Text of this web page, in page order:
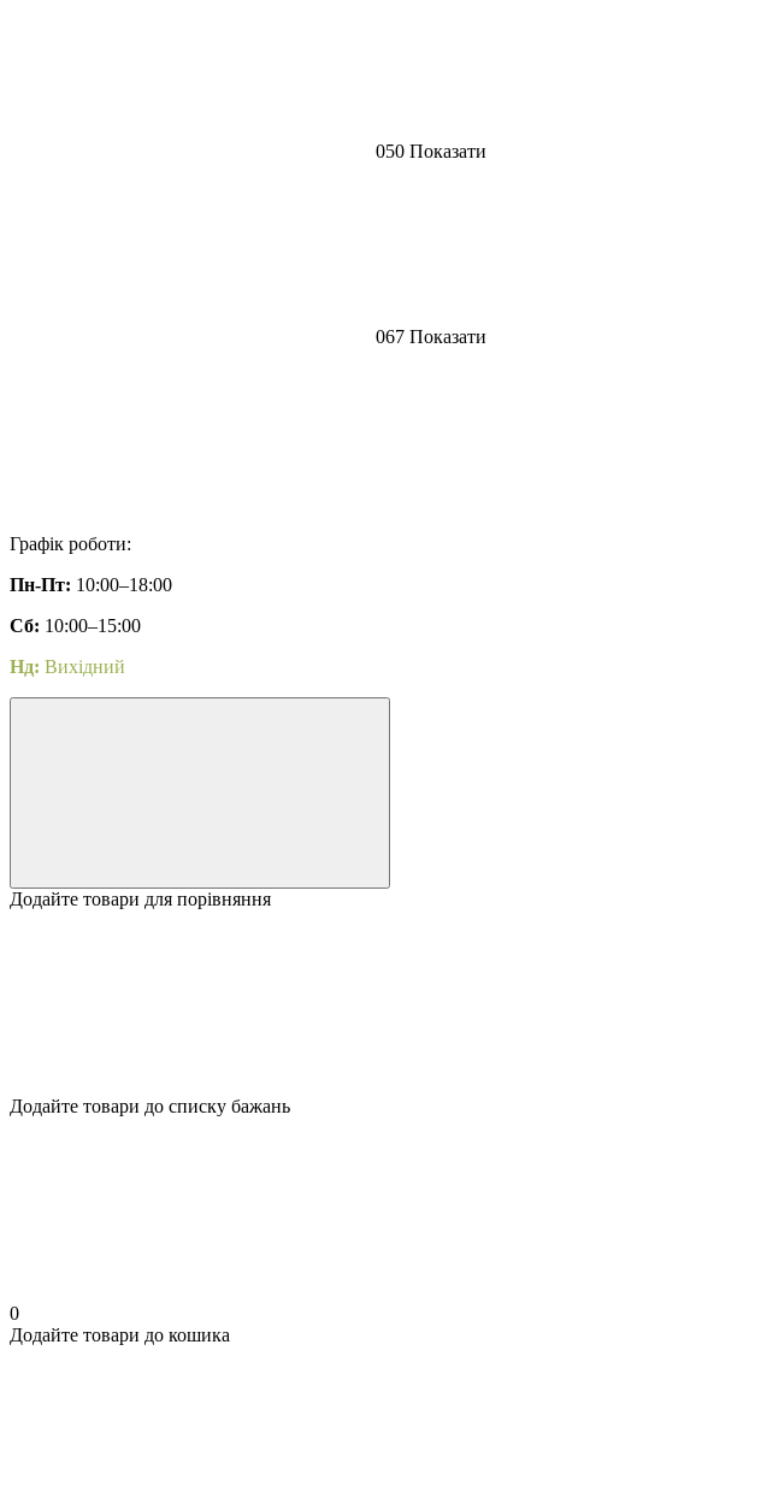
050 Показати
067 Показати
Графік роботи:
Пн-Пт: 10:00–18:00
Сб: 10:00–15:00
Нд: Вихідний
Додайте товари для порівняння
Додайте товари до списку бажань
0
Додайте товари до кошика